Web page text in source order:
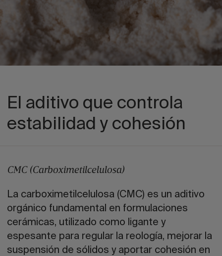
El aditivo que controla
estabilidad y cohesión
CMC (Carboximetilcelulosa)
La carboximetilcelulosa (CMC) es un aditivo
orgánico fundamental en formulaciones
cerámicas, utilizado como ligante y
espesante para regular la reología, mejorar la
suspensión de sólidos y aportar cohesión en